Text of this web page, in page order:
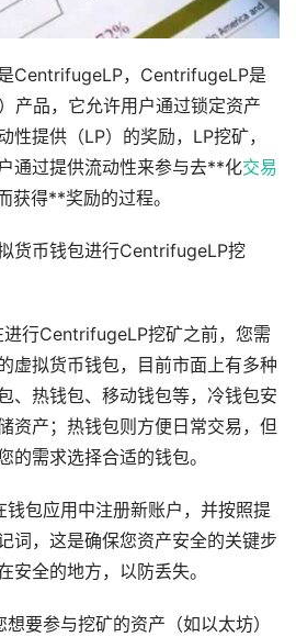
CentrifugeLP，CentrifugeLP是
产品，它允许用户通过锁定资产
性提供（LP）的奖励，LP挖矿，
通过提供流动性来参与去**化交易
获得**奖励的过程。
货币钱包进行CentrifugeLP挖
进行CentrifugeLP挖矿之前，您需
虚拟货币钱包，目前市面上有多种
、热钱包、移动钱包等，冷钱包安
资产；热钱包则方便日常交易，但
的需求选择合适的钱包。
包应用中注册新账户，并按照提
词，这是确保您资产安全的关键步
安全的地方，以防丢失。
要参与挖矿的资产（如以太坊）